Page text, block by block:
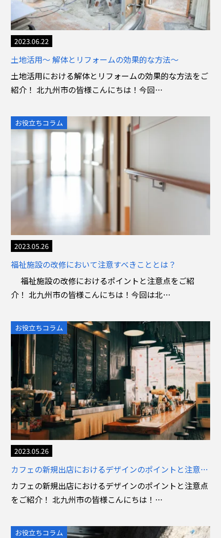
2023.06.22
土地活用～ 解体とリフォームの効果的な方法～
土地活用における解体とリフォームの効果的な方法をご
紹介！ 北九州市の皆様こんにちは！今回…
お役立ちコラム
2023.05.26
福祉施設の改修において注意すべきこととは？
福祉施設の改修におけるポイントと注意点をご紹
介！ 北九州市の皆様こんにちは！今回は北…
お役立ちコラム
2023.05.26
カフェの新規出店におけるデザインのポイントと注意点とは？
カフェの新規出店におけるデザインのポイントと注意点
をご紹介！ 北九州市の皆様こんにちは！…
お役立ちコラム